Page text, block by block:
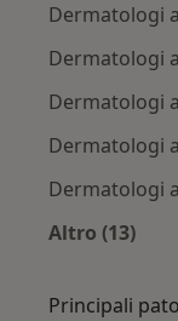
Dermatologi
Dermatologi
Dermatologi
Dermatologi
Dermatologi
Altro (13)
Principali